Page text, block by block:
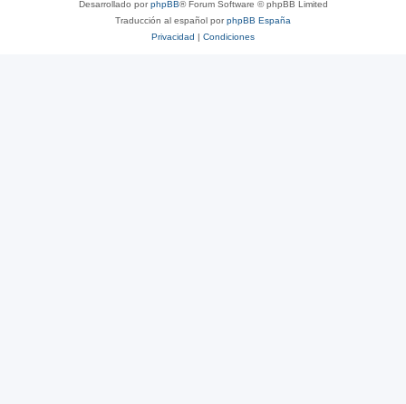
Desarrollado porphpBB® Forum Software © phpBB Limited
Traducción al español porphpBB España
Privacidad | Condiciones